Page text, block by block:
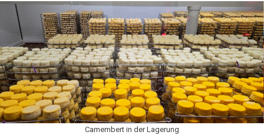
Camembert in der Lagerung